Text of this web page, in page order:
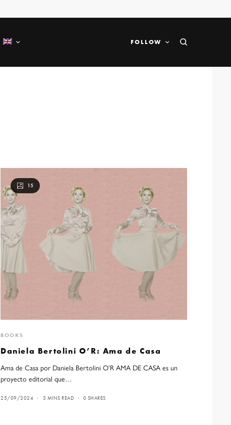
FOLLOW
15
BOOKS
Daniela Bertolini O’R: Ama de Casa
Ama de Casa por Daniela Bertolini O’R AMA DE CASA es un
proyecto editorial que…
25/09/2024 3 MINS READ 0 SHARES